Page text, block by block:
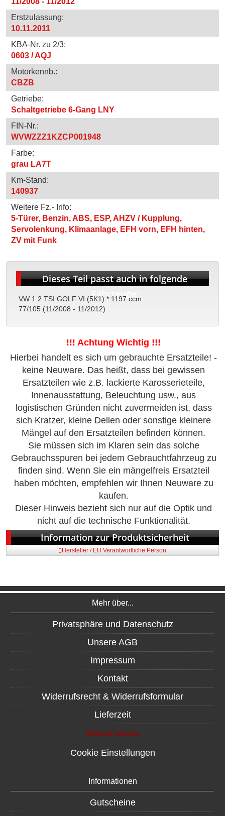
Erstzulassung:
10.11.2011
KBA-Nr. zu 2/3:
0603 / AQJ
Motorkennb.:
CBZB
Getriebe:
Schaltgetriebe 6-Gang LNY
FIN-Nr.:
WVWZZZ1KZCP001948
Farbe:
grau LA7T
Km-Stand:
140937
Weitere Fz.- Info:
5-Türer, Benzin, ABS, ESP, AHZV / Kupplung,
Servolenkung, Klimaanlage, EFH vorn, EFH hinten,
ZV mit Funk
Dieses Teil passt auch in folgende
Fahrzeuge:
VW 1.2 TSI GOLF VI (5K1) * 1197 ccm
77/105 (11/2008 - 11/2012)
!!! Achtung Wichtig !!!
Hierbei handelt es sich um gebrauchte Ersatzteile! -
keine Neuware. Das heißt, dass bei gewissen
Ersatzteilen wie z.B. lackierte Karosserieteile,
Innenausstattung, Beleuchtung usw., aus
logistischen Gründen nicht zuvermeiden ist, dass
sich Kratzer, kleine Dellen oder sonstige kleinere
Mängel auf den Ersatzteilen befinden können.
Sie müssen sich im Klaren sein das solche
Gebrauchsspuren bei jedem Gebrauchtfahrzeug zu
finden sind. Wenn Sie ein mängelfreis Ersatzteil
haben möchten, empfehlen wir Ihnen Neuware zu
kaufen.
Dieser Hinweis bezieht sich nur auf die Optik und
nicht auf die technische Funktionalität.
Information zur Produktsicherheit
Hersteller / EU Verantwortliche Person
Mehr über...
Privatsphäre und Datenschutz
Unsere AGB
Impressum
Kontakt
Widerrufsrecht & Widerrufsformular
Lieferzeit
Widerruf erklären
Cookie Einstellungen
Informationen
Gutscheine